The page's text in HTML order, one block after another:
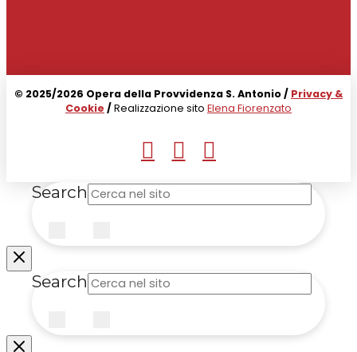
© 2025/2026 Opera della Provvidenza S. Antonio / Privacy &
Cookie /Realizzazione sito Elena Fiorenzato
Search
Search